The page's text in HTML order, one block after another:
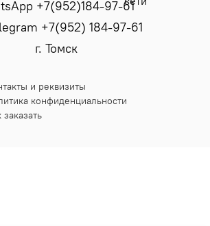
+7(952)184-97-61
+7(952) 184-97-61
г. Томск
и реквизиты
конфиденциальности
заказать